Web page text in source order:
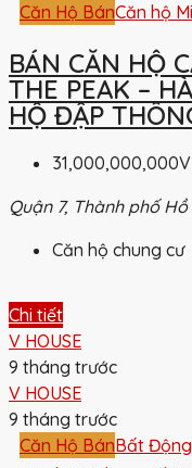
Căn Hộ BánCăn hộ
BÁN CĂN HỘ
THE PEAK –
HỘ ĐẬP
Quận 7, Thành phố
Căn hộ chung cư
Chi tiết
V HOUSE
9 tháng trước
V HOUSE
9 tháng trước
Căn Hộ BánBất